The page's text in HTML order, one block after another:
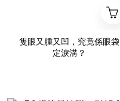
隻眼又腫又凹，究竟係眼袋
定淚溝？